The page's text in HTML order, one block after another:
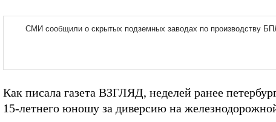
Как писала газета ВЗГЛЯД, неделей ранее
15-летнего юношу за диверсию на